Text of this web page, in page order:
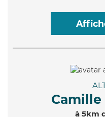
Camille
à 5km